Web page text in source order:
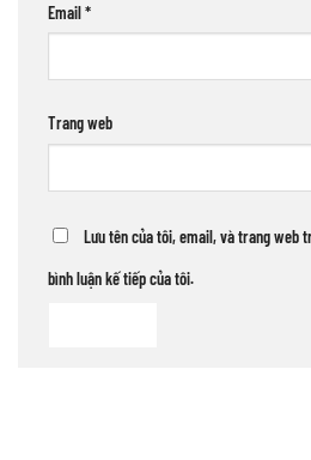
Email*
Trang web
Lưu tên của tôi, email, và trang web
bình luận kế tiếp của tôi.